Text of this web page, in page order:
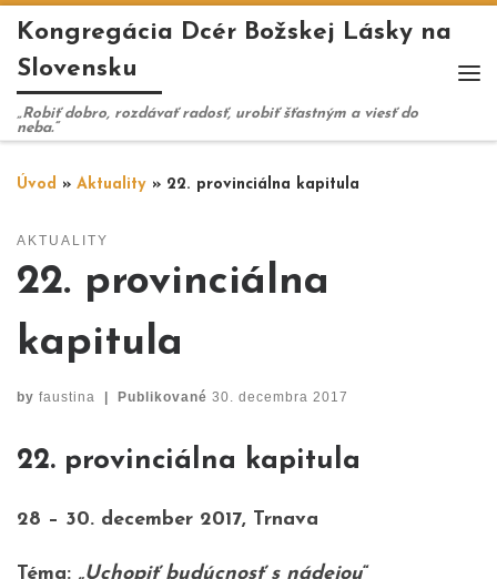
Skip to content
Kongregácia Dcér Božskej Lásky na
Slovensku
„Robiť dobro, rozdávať radosť, urobiť šťastným a viesť do
neba.“
Úvod » Aktuality » 22. provinciálna kapitula
AKTUALITY
22. provinciálna
kapitula
by faustina Publikované 30. decembra 2017
22. provinciálna kapitula
28 – 30. december 2017, Trnava
Téma: „Uchopiť budúcnosť s nádejou“